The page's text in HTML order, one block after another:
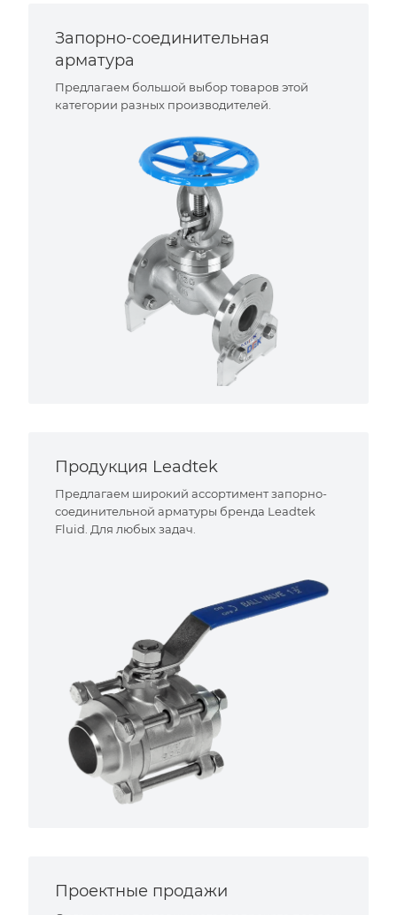
Запорно-соединительная
арматура
Предлагаем большой выбор товаров этой
категории разных производителей.
Продукция Leadtek
Предлагаем широкий ассортимент запорно-
соединительной арматуры бренда Leadtek
Fluid. Для любых задач.
Проектные продажи